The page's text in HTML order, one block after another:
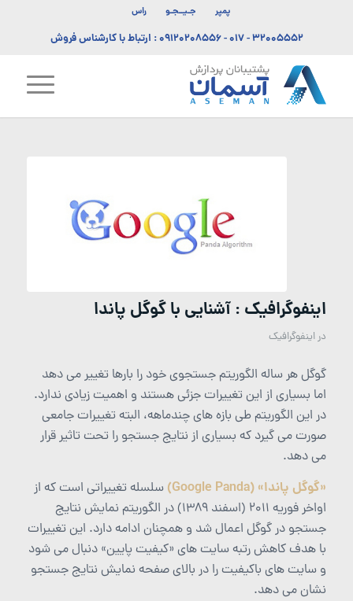
پمپر جـیــجـو راس
۳۲۰۰۵۵۵۲ - ۰۱۷ -۰۹۱۲۰۲۰۸۵۵۶: ارتباط با کارشناس فروش
اینفوگرافیک : آشنایی با گوگل پاندا
دراینفوگرافیک
گوگل هر ساله الگوریتم جستجوی خود را بارها تغییر می دهد
اما بسیاری از این تغییرات جزئی هستند و اهمیت زیادی ندارد.
در این الگوریتم طی بازه های چندماهه، البته تغییرات جامعی
صورت می گیرد که بسیاری از نتایج جستجو را تحت تاثیر قرار
می دهد.
«گوگل پاندا» (Google Panda)
سلسله تغییراتی است که از
اواخر فوریه 2011 (اسفند 1389) در الگوریتم نمایش نتایج
جستجو در گوگل اعمال شد و همچنان ادامه دارد. این تغییرات
با هدف کاهش رتبه سایت های «کیفیت پایین» دنبال می شود
و سایت های باکیفیت را در بالای صفحه نمایش نتایج جستجو
نشان می دهد.